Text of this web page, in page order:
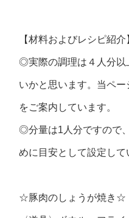
【材料およびレシピ紹介
◎実際の調理は４人分以
いかと思います。当ペ
をご案内しています。
◎分量は1人分ですので
めに目安として設定して
☆豚肉のしょうが焼き☆